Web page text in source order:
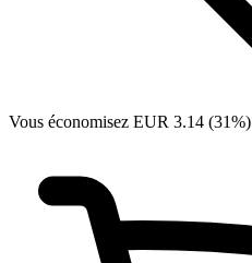
Vous économisez EUR 3.14 (31%)